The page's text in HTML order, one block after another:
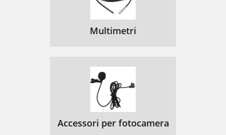
Multimetri
Accessori per fotocamera